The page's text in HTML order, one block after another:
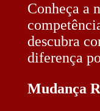
Conheça a
descubra
diferença
Mudança